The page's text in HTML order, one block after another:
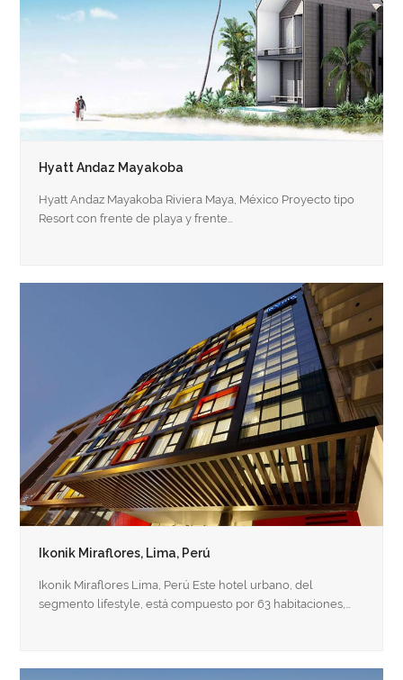
Hyatt Andaz Mayakoba
Hyatt Andaz Mayakoba Riviera Maya, México Proyecto tipo
Resort con frente de playa y frente…
Ikonik Miraflores, Lima, Perú
Ikonik Miraflores Lima, Perú Este hotel urbano, del
segmento lifestyle, está compuesto por 63 habitaciones,…